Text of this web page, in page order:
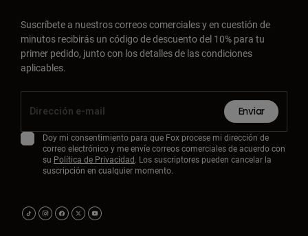
Suscríbete a nuestros correos comerciales y en cuestión de
minutos recibirás un código de descuento del 10% para tu
primer pedido, junto con los detalles de las condiciones
aplicables.
Enviar
Doy mi consentimiento para que Fox procese mi dirección de
correo electrónico y me envíe correos comerciales de acuerdo con
su Política de Privacidad. Los suscriptores pueden cancelar la
suscripción en cualquier momento.